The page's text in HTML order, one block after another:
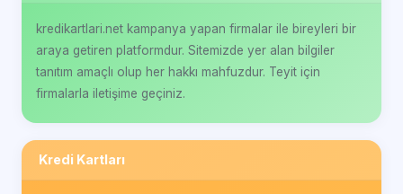
kredikartlari.net kampanya yapan firmalar ile bireyleri bir
araya getiren platformdur. Sitemizde yer alan bilgiler
tanıtım amaçlı olup her hakkı mahfuzdur. Teyit için
firmalarla iletişime geçiniz.
Kredi Kartları